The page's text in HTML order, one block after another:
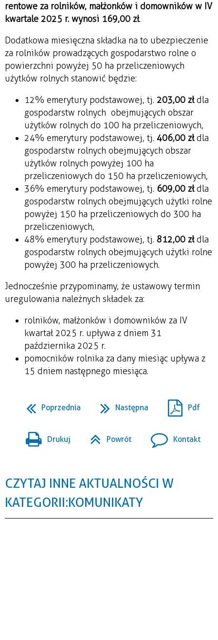
rentowe za rolników, małżonków i domowników w IV
kwartale 2025 r. wynosi 169,00 zł.
Dodatkowa miesięczna składka na to ubezpieczenie
za rolników prowadzących gospodarstwo rolne o
powierzchni powyżej 50 ha przeliczeniowych
użytków rolnych stanowić będzie:
12% emerytury podstawowej, tj. 203,00 złdla
gospodarstw rolnych obejmujących obszar
użytków rolnych do 100 ha przeliczeniowych,
24% emerytury podstawowej, tj. 406,00 złdla
gospodarstw rolnych obejmujących obszar
użytków rolnych powyżej 100 ha
przeliczeniowych do 150 ha przeliczeniowych,
36% emerytury podstawowej, tj. 609,00 złdla
gospodarstw rolnych obejmujących użytki rolne
powyżej 150 ha przeliczeniowych do 300 ha
przeliczeniowych,
48% emerytury podstawowej, tj. 812,00 złdla
gospodarstw rolnych obejmujących użytki rolne
powyżej 300 ha przeliczeniowych.
Jednocześnie przypominamy, że ustawowy termin
uregulowania należnych składek za:
rolników, małżonków i domowników za IV
kwartał 2025 r. upływa z dniem 31
października 2025 r.
pomocników rolnika za dany miesiąc upływa z
15 dniem następnego miesiąca.
Poprzednia Następna Pdf
Drukuj Powrót Kontakt
CZYTAJ INNE AKTUALNOŚCI W
KATEGORII: KOMUNIKATY